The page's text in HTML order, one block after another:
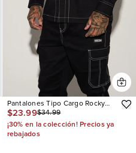
Pantalones Tipo Cargo Rocky
Contrast Stitch
$23.99$34.99
¡30% en la colección! Precios ya
rebajados